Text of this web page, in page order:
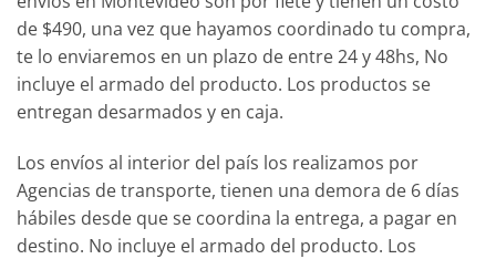
de $490, una vez que hayamos coordinado tu compra,
te lo enviaremos en un plazo de entre 24 y 48hs, No
incluye el armado del producto. Los productos se
entregan desarmados y en caja.
Los envíos al interior del país los realizamos por
Agencias de transporte, tienen una demora de 6 días
hábiles desde que se coordina la entrega, a pagar en
destino. No incluye el armado del producto. Los